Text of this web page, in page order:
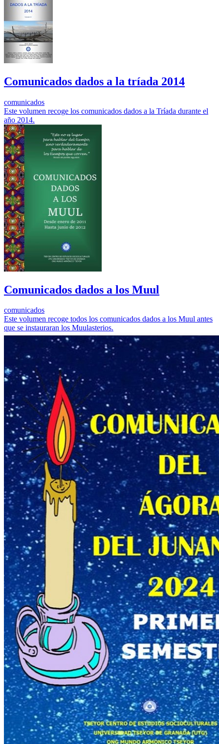
Comunicados dados a la tríada 2014
comunicados
Este volumen recoge los comunicados dados a la Tríada durante el
año 2014.
Comunicados dados a los Muul
comunicados
Este volumen recoge todos los comunicados dados a los Muul antes
que se instauraran los Muulasterios.